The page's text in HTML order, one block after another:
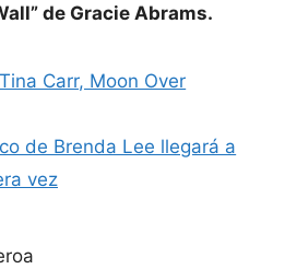
de Gracie Abrams.
Carr, Moon Over
de Brenda Lee llegará a
vez